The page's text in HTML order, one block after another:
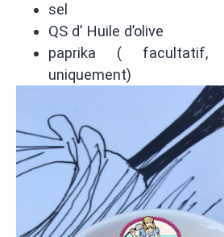
sel
QS d’ Huile d’olive
paprika (
uniquement)